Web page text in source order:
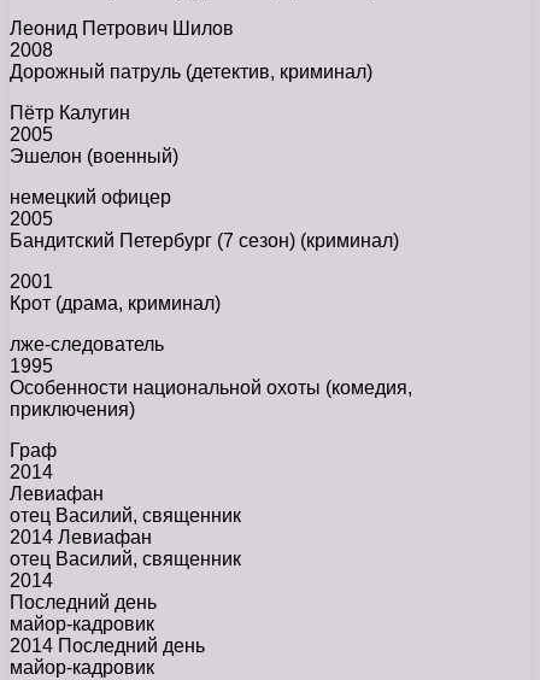
Леонид Петрович Шилов
2008
Дорожный патруль (детектив, криминал)
Пётр Калугин
2005
Эшелон (военный)
немецкий офицер
2005
Бандитский Петербург (7 сезон) (криминал)
2001
Крот (драма, криминал)
лже-следователь
1995
Особенности национальной охоты (комедия,
приключения)
Граф
2014
Левиафан
отец Василий, священник
2014 Левиафан
отец Василий, священник
2014
Последний день
майор-кадровик
2014 Последний день
майор-кадровик